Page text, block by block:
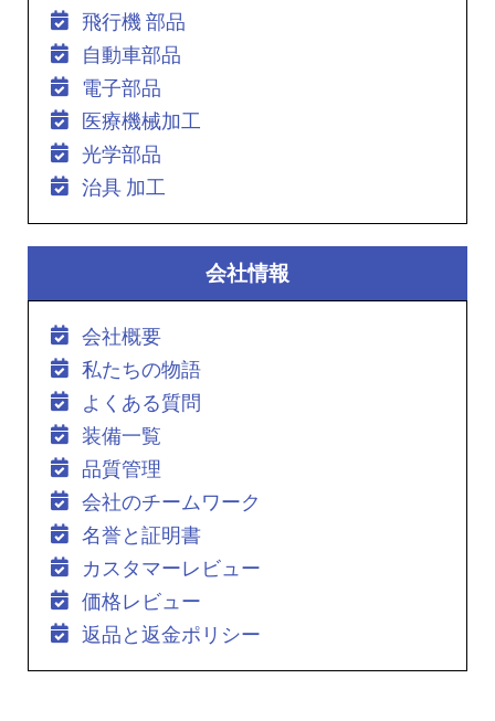
飛行機 部品
自動車部品
電子部品
医療機械加工
光学部品
治具 加工
会社情報
会社概要
私たちの物語
よくある質問
装備一覧
品質管理
会社のチームワーク
名誉と証明書
カスタマーレビュー
価格レビュー
返品と返金ポリシー